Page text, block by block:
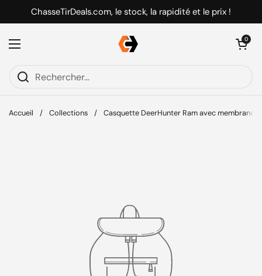
Passer au contenu
ChasseTirDeals.com, le stock, la rapidité et le prix !
Ouvrir le menu
Ouvrir le
0
Accueil / Collections / Casquette DeerHunter Ram avec membrane